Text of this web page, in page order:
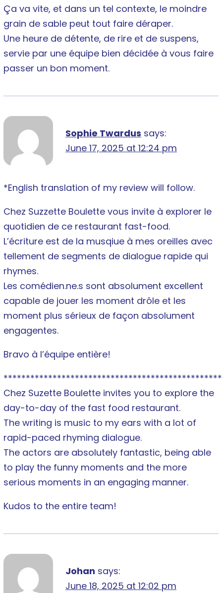
Ça va vite, et dans un tel contexte, le moindre
grain de sable peut tout faire déraper.
Une heure de détente, de rire et de suspens,
servie par une équipe bien décidée à vous faire
passer un bon moment.
Sophie Twardus says:
June 17, 2025 at 12:24 pm
*English translation of my review will follow.
Chez Suzzette Boulette vous invite à explorer le
quotidien de ce restaurant fast-food.
L’écriture est de la musqiue à mes oreilles avec
tellement de segments de dialogue rapide qui
rhymes.
Les comédien.ne.s sont absolument excellent
capable de jouer les moment drôle et les
moment plus sérieux de façon absolument
engagentes.
Bravo à l’équipe entière!
Chez Suzette Boulette invites you to explore the
day-to-day of the fast food restaurant.
The writing is music to my ears with a lot of
rapid-paced rhyming dialogue.
The actors are absolutely fantastic, being able
to play the funny moments and the more
serious moments in an engaging manner.
Kudos to the entire team!
Johan says:
June 18, 2025 at 12:02 pm